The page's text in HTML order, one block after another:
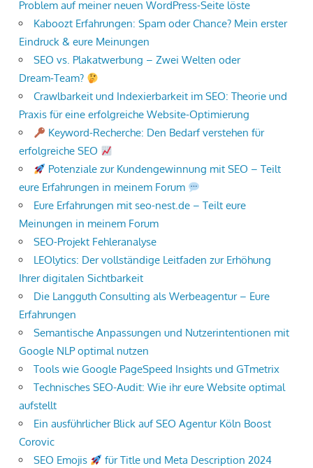
Problem auf meiner neuen WordPress-Seite löste
Kaboozt Erfahrungen: Spam oder Chance? Mein erster
Eindruck & eure Meinungen
SEO vs. Plakatwerbung – Zwei Welten oder
Dream‑Team?
Crawlbarkeit und Indexierbarkeit im SEO: Theorie und
Praxis für eine erfolgreiche Website-Optimierung
Keyword-Recherche: Den Bedarf verstehen für
erfolgreiche SEO
Potenziale zur Kundengewinnung mit SEO – Teilt
eure Erfahrungen in meinem Forum
Eure Erfahrungen mit seo-nest.de – Teilt eure
Meinungen in meinem Forum
SEO-Projekt Fehleranalyse
LEOlytics: Der vollständige Leitfaden zur Erhöhung
Ihrer digitalen Sichtbarkeit
Die Langguth Consulting als Werbeagentur – Eure
Erfahrungen
Semantische Anpassungen und Nutzerintentionen mit
Google NLP optimal nutzen
Tools wie Google PageSpeed Insights und GTmetrix
Technisches SEO-Audit: Wie ihr eure Website optimal
aufstellt
Ein ausführlicher Blick auf SEO Agentur Köln Boost
Corovic
SEO Emojis
für Title und Meta Description 2024